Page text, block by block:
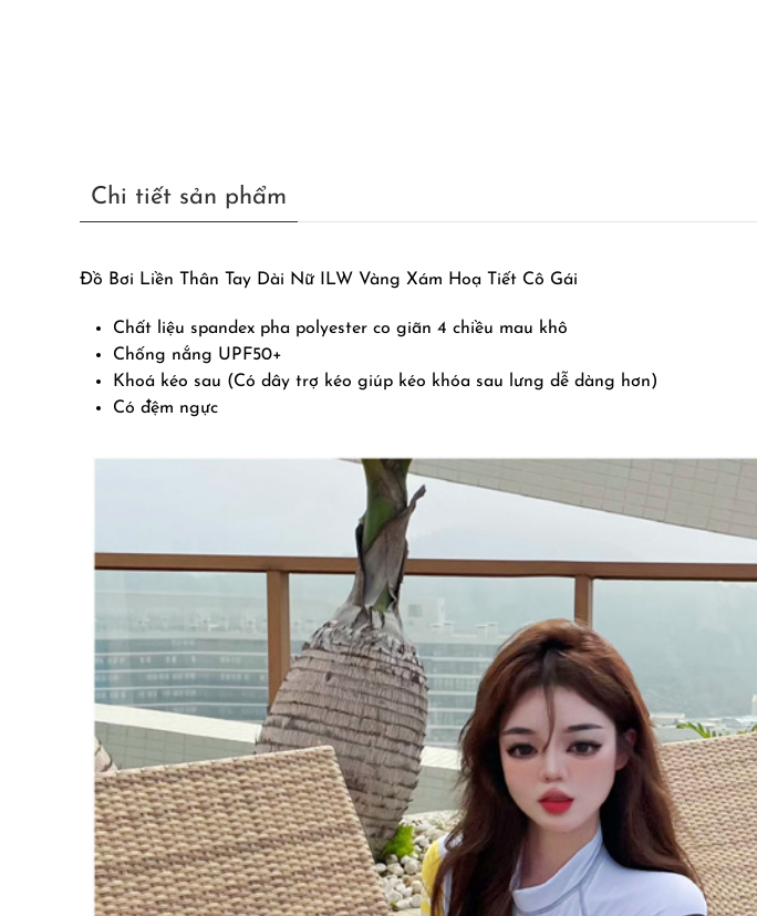
Chi tiết sản phẩm
Đồ Bơi Liền Thân Tay Dài Nữ ILW Vàng Xám Hoạ Tiết Cô Gái
Chất liệu spandex pha polyester co giãn 4 chiều mau khô
Chống nắng UPF50+
Khoá kéo sau (Có dây trợ kéo giúp kéo khóa sau lưng dễ dàng hơn)
Có đệm ngực